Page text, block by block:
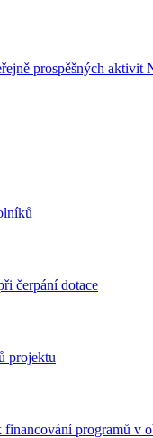
prospěšných
čerpání dotace
projektu
programů v